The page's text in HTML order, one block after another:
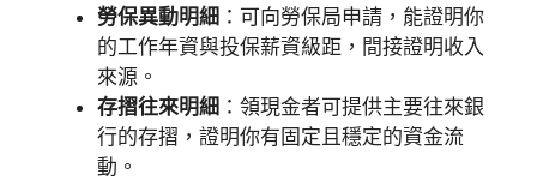
勞保異動明細 ：可向勞保局申請，能證明你
的工作年資與投保薪資級距，間接證明收入
來源。
存摺往來明細 ：領現金者可提供主要往來銀
行的存摺，證明你有固定且穩定的資金流
動。